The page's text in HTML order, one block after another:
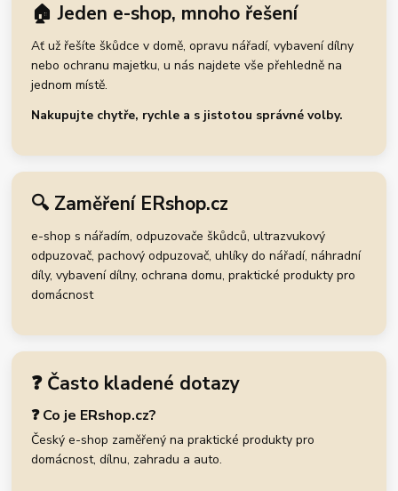
🏠 Jeden e-shop, mnoho řešení
Ať už řešíte škůdce v domě, opravu nářadí, vybavení dílny
nebo ochranu majetku, u nás najdete vše přehledně na
jednom místě.
Nakupujte chytře, rychle a s jistotou správné volby.
🔍 Zaměření ERshop.cz
e-shop s nářadím, odpuzovače škůdců, ultrazvukový
odpuzovač, pachový odpuzovač, uhlíky do nářadí, náhradní
díly, vybavení dílny, ochrana domu, praktické produkty pro
domácnost
❓ Často kladené dotazy
❓ Co je ERshop.cz?
Český e-shop zaměřený na praktické produkty pro
domácnost, dílnu, zahradu a auto.